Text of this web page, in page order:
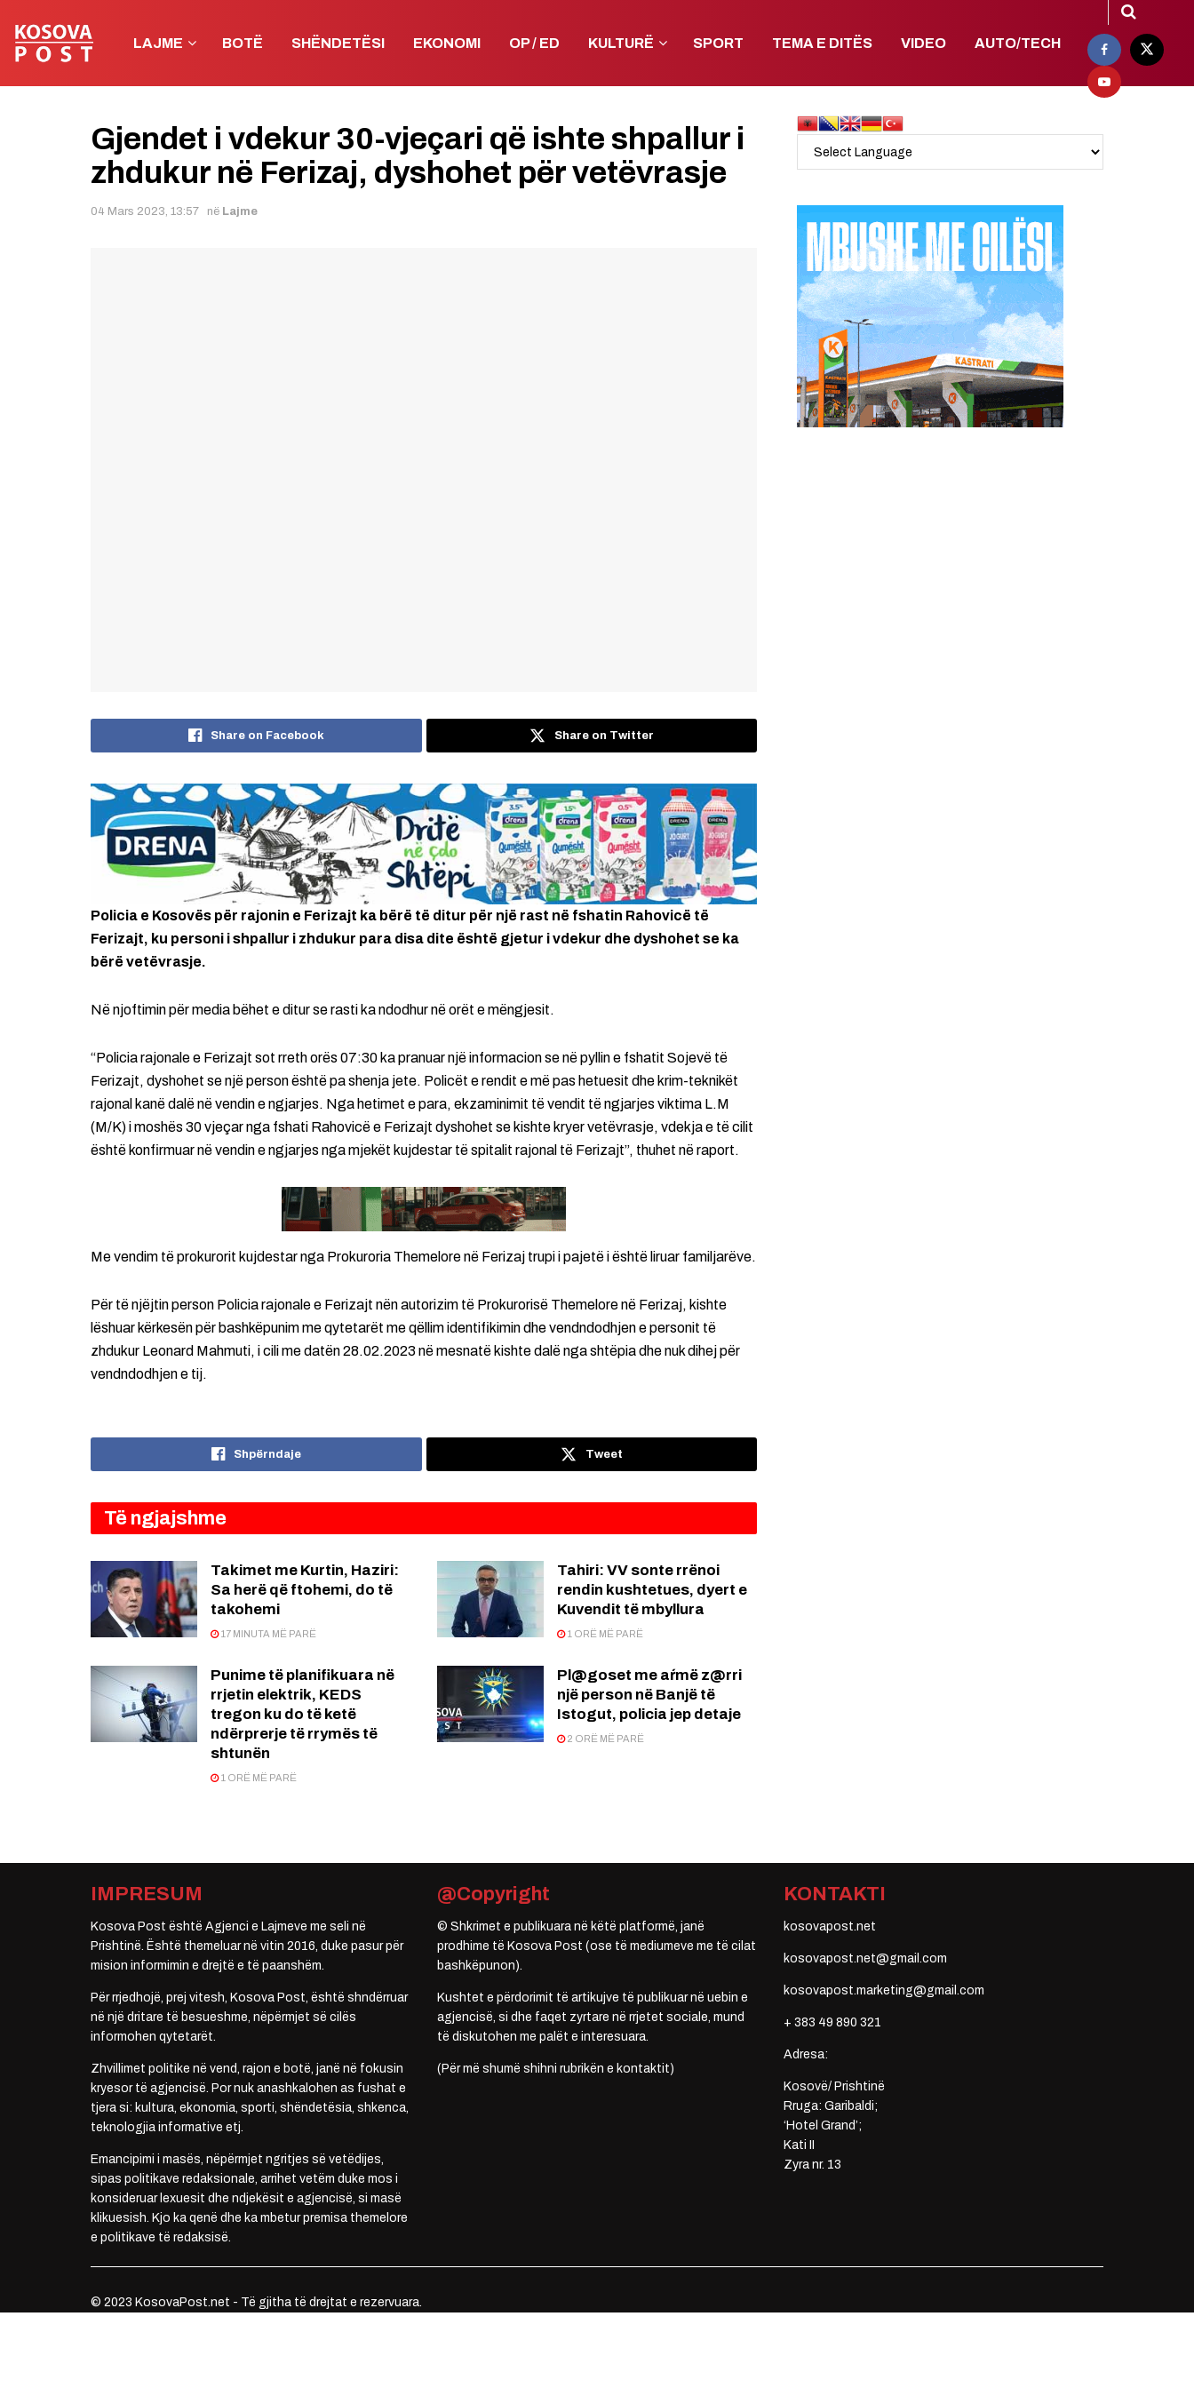
LAJME BOTË SHËNDETËSI EKONOMI OP / ED KULTURË SPORT TEMA E DITËS VIDEO AUTO/TECH
Gjendet i vdekur 30-vjeçari që ishte shpallur i
zhdukur në Ferizaj, dyshohet për vetëvrasje
04 Mars 2023, 13:57 në Lajme
Share on Facebook Share on Twitter
Policia e Kosovës për rajonin e Ferizajt ka bërë të ditur për një rast në fshatin Rahovicë të
Ferizajt, ku personi i shpallur i zhdukur para disa dite është gjetur i vdekur dhe dyshohet se ka
bërë vetëvrasje.
Në njoftimin për media bëhet e ditur se rasti ka ndodhur në orët e mëngjesit.
“Policia rajonale e Ferizajt sot rreth orës 07:30 ka pranuar një informacion se në pyllin e fshatit Sojevë të
Ferizajt, dyshohet se një person është pa shenja jete. Policët e rendit e më pas hetuesit dhe krim-teknikët
rajonal kanë dalë në vendin e ngjarjes. Nga hetimet e para, ekzaminimit të vendit të ngjarjes viktima L.M
(M/K) i moshës 30 vjeçar nga fshati Rahovicë e Ferizajt dyshohet se kishte kryer vetëvrasje, vdekja e të cilit
është konfirmuar në vendin e ngjarjes nga mjekët kujdestar të spitalit rajonal të Ferizajt”, thuhet në raport.
Me vendim të prokurorit kujdestar nga Prokuroria Themelore në Ferizaj trupi i pajetë i është liruar familjarëve.
Për të njëjtin person Policia rajonale e Ferizajt nën autorizim të Prokurorisë Themelore në Ferizaj, kishte
lëshuar kërkesën për bashkëpunim me qytetarët me qëllim identifikimin dhe vendndodhjen e personit të
zhdukur Leonard Mahmuti, i cili me datën 28.02.2023 në mesnatë kishte dalë nga shtëpia dhe nuk dihej për
vendndodhjen e tij.
Shpërndaje Tweet
Të ngjajshme
Takimet me Kurtin, Haziri:
Sa herë që ftohemi, do të
takohemi
17 MINUTA MË PARË
Tahiri: VV sonte rrënoi
rendin kushtetues, dyert e
Kuvendit të mbyllura
1 ORË MË PARË
Punime të planifikuara në
rrjetin elektrik, KEDS
tregon ku do të ketë
ndërprerje të rrymës të
shtunën
1 ORË MË PARË
Pl@goset me aŕmë z@rri
një person në Banjë të
Istogut, policia jep detaje
2 ORË MË PARË
IMPRESUM
Kosova Post është Agjenci e Lajmeve me seli në
Prishtinë. Është themeluar në vitin 2016, duke pasur për
mision informimin e drejtë e të paanshëm.
Për rrjedhojë, prej vitesh, Kosova Post, është shndërruar
në një dritare të besueshme, nëpërmjet së cilës
informohen qytetarët.
Zhvillimet politike në vend, rajon e botë, janë në fokusin
kryesor të agjencisë. Por nuk anashkalohen as fushat e
tjera si: kultura, ekonomia, sporti, shëndetësia, shkenca,
teknologjia informative etj.
Emancipimi i masës, nëpërmjet ngritjes së vetëdijes,
sipas politikave redaksionale, arrihet vetëm duke mos i
konsideruar lexuesit dhe ndjekësit e agjencisë, si masë
klikuesish. Kjo ka qenë dhe ka mbetur premisa themelore
e politikave të redaksisë.
@Copyright
© Shkrimet e publikuara në këtë platformë, janë
prodhime të Kosova Post (ose të mediumeve me të cilat
bashkëpunon).
Kushtet e përdorimit të artikujve të publikuar në uebin e
agjencisë, si dhe faqet zyrtare në rrjetet sociale, mund
të diskutohen me palët e interesuara.
(Për më shumë shihni rubrikën e kontaktit)
KONTAKTI
kosovapost.net
kosovapost.net@gmail.com
kosovapost.marketing@gmail.com
+ 383 49 890 321
Adresa:
Kosovë/ Prishtinë
Rruga: Garibaldi;
‘Hotel Grand’;
Kati II
Zyra nr. 13
© 2023 KosovaPost.net - Të gjitha të drejtat e rezervuara.